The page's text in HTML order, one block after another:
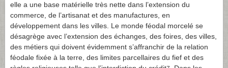
elle a une base matérielle très nette dans l’extension du
commerce, de l’artisanat et des manufactures, en
développement dans les villes. Le monde féodal morcelé se
désagrège avec l’extension des échanges, des foires, des villes,
des métiers qui doivent évidemment s’affranchir de la relation
féodale fixée à la terre, des limites parcellaires du fief et des